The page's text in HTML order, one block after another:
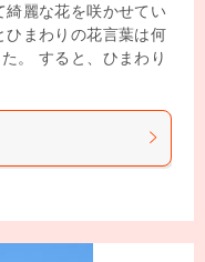
綺麗な花を咲かせてい
ひまわりの花言葉は何
。 すると、ひまわり